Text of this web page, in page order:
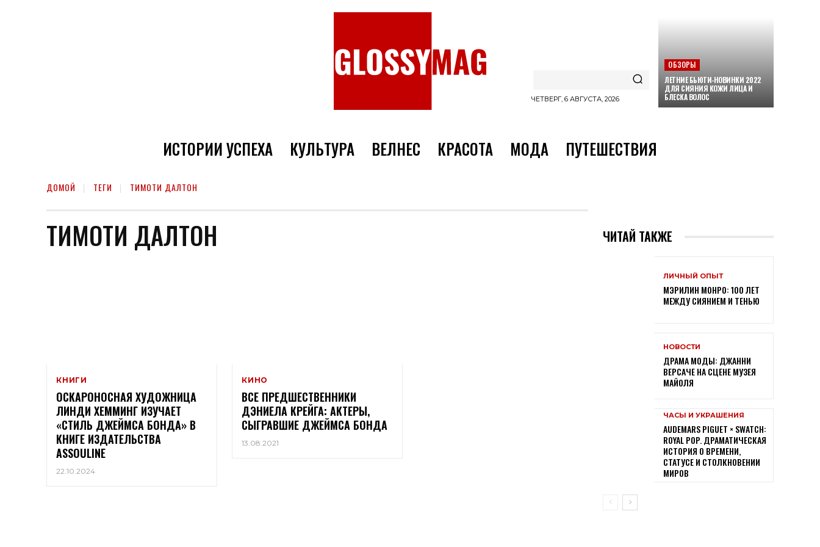
ЧЕТВЕРГ, 6 АВГУСТА, 2026
ОБЗОРЫ
ЛЕТНИЕ БЬЮТИ-НОВИНКИ 2022
ДЛЯ СИЯНИЯ КОЖИ ЛИЦА И
БЛЕСКА ВОЛОС
ИСТОРИИ УСПЕХА КУЛЬТУРА ВЕЛНЕС КРАСОТА МОДА ПУТЕШЕСТВИЯ
ДОМОЙ ТЕГИ ТИМОТИ ДАЛТОН
ТИМОТИ ДАЛТОН
КНИГИ
ОСКАРОНОСНАЯ ХУДОЖНИЦА
ЛИНДИ ХЕММИНГ ИЗУЧАЕТ
«СТИЛЬ ДЖЕЙМСА БОНДА» В
КНИГЕ ИЗДАТЕЛЬСТВА
ASSOULINE
22.10.2024
КИНО
ВСЕ ПРЕДШЕСТВЕННИКИ
ДЭНИЕЛА КРЕЙГА: АКТЕРЫ,
СЫГРАВШИЕ ДЖЕЙМСА БОНДА
13.08.2021
ЧИТАЙ ТАКЖЕ
ЛИЧНЫЙ ОПЫТ
МЭРИЛИН МОНРО: 100 ЛЕТ
МЕЖДУ СИЯНИЕМ И ТЕНЬЮ
НОВОСТИ
ДРАМА МОДЫ: ДЖАННИ
ВЕРСАЧЕ НА СЦЕНЕ МУЗЕЯ
МАЙОЛЯ
ЧАСЫ И УКРАШЕНИЯ
AUDEMARS PIGUET × SWATCH:
ROYAL POP. ДРАМАТИЧЕСКАЯ
ИСТОРИЯ О ВРЕМЕНИ,
СТАТУСЕ И СТОЛКНОВЕНИИ
МИРОВ